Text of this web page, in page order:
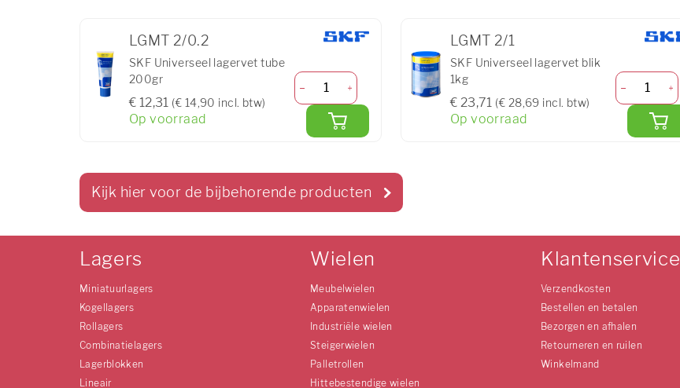
LGMT 2/0.2
SKF Universeel lagervet tube
200gr
€ 12,31 (€ 14,90 incl. btw)
Op voorraad
LGMT 2/1
SKF Universeel lagervet blik
1kg
€ 23,71 (€ 28,69 incl. btw)
Op voorraad
Kijk hier voor de bijbehorende producten
Lagers
Miniatuurlagers
Kogellagers
Rollagers
Combinatielagers
Lagerblokken
Lineair
Wielen
Meubelwielen
Apparatenwielen
Industriële wielen
Steigerwielen
Palletrollen
Hittebestendige wielen
Klantenservice
Verzendkosten
Bestellen en betalen
Bezorgen en afhalen
Retourneren en ruilen
Winkelmand